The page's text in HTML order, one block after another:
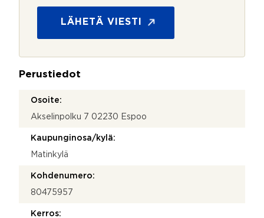
o
*
i
t
t
LÄHETÄ VIESTI
Perustiedot
Osoite:
Akselinpolku 7 02230 Espoo
Kaupunginosa/kylä:
Matinkylä
Kohdenumero:
80475957
Kerros: